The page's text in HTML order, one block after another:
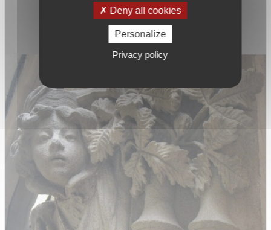
Deny all cookies
Personalize
Privacy policy